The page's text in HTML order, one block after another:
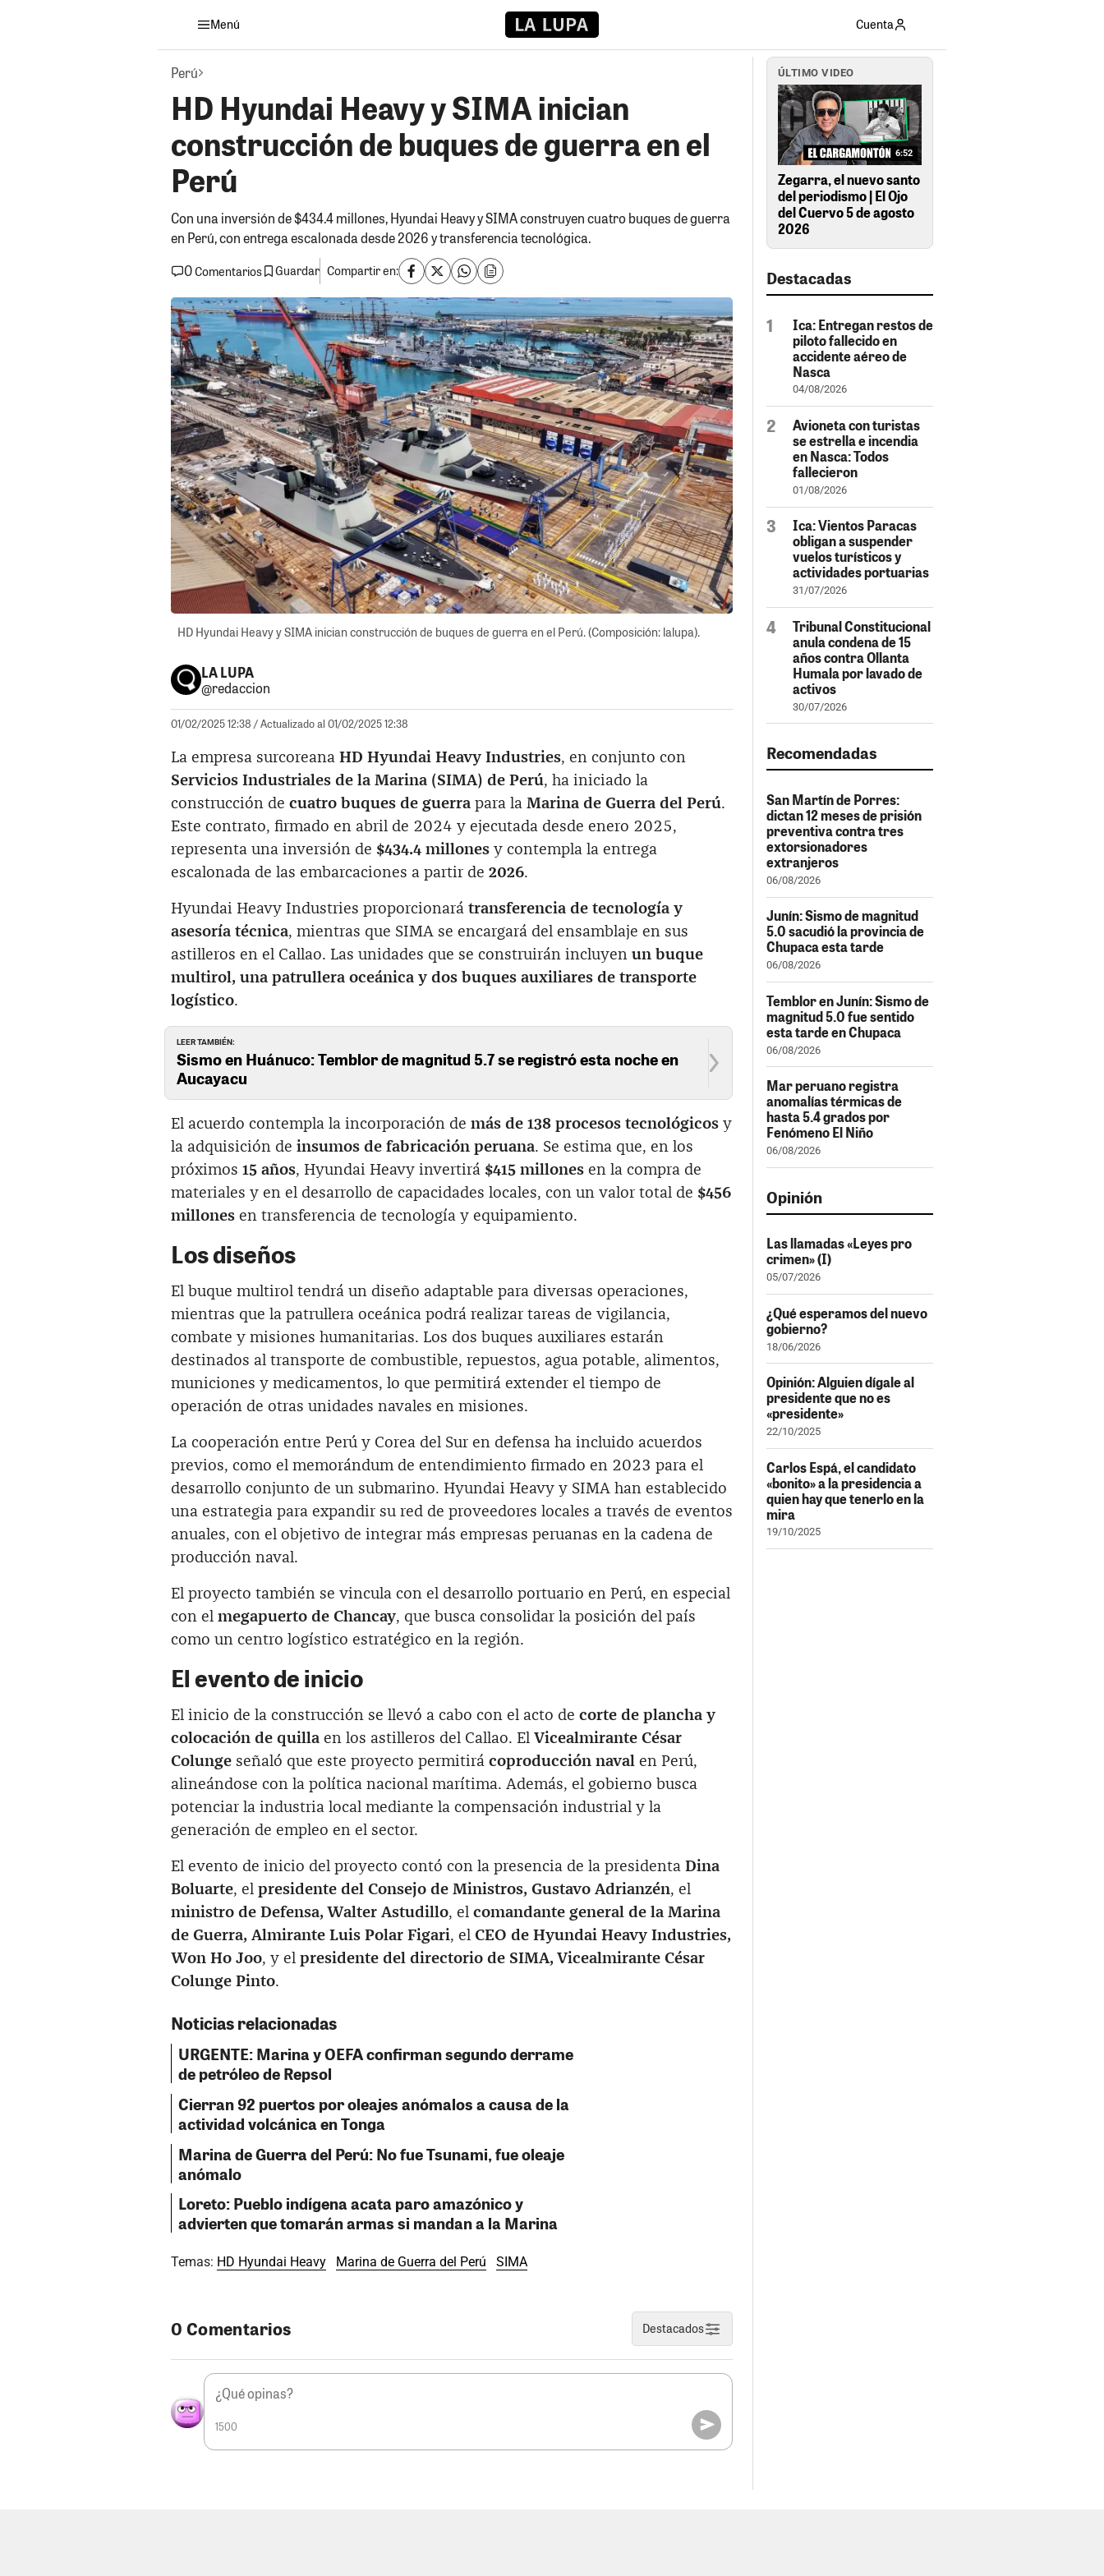
Menú Cuenta
Perú
HD Hyundai Heavy y SIMA inician
construcción de buques de guerra en el
Perú
Con una inversión de $434.4 millones, Hyundai Heavy y SIMA construyen cuatro buques de guerra
en Perú, con entrega escalonada desde 2026 y transferencia tecnológica.
0Comentarios Guardar Compartir en:
HD Hyundai Heavy y SIMA inician construcción de buques de guerra en el Perú. (Composición: lalupa).
LA LUPA
@redaccion
01/02/2025 12:38 / Actualizado al 01/02/2025 12:38
La empresa surcoreana HD Hyundai Heavy Industries, en conjunto con
Servicios Industriales de la Marina (SIMA) de Perú, ha iniciado la
construcción de cuatro buques de guerra para la Marina de Guerra del Perú.
Este contrato, firmado en abril de 2024 y ejecutada desde enero 2025,
representa una inversión de $434.4 millones y contempla la entrega
escalonada de las embarcaciones a partir de 2026.
Hyundai Heavy Industries proporcionará transferencia de tecnología y
asesoría técnica, mientras que SIMA se encargará del ensamblaje en sus
astilleros en el Callao. Las unidades que se construirán incluyen un buque
multirol, una patrullera oceánica y dos buques auxiliares de transporte
logístico.
LEER TAMBIÉN:
Sismo en Huánuco: Temblor de magnitud 5.7 se registró esta noche en
Aucayacu
El acuerdo contempla la incorporación de más de 138 procesos tecnológicos y
la adquisición de insumos de fabricación peruana. Se estima que, en los
próximos 15 años, Hyundai Heavy invertirá $415 millones en la compra de
materiales y en el desarrollo de capacidades locales, con un valor total de $456
millones en transferencia de tecnología y equipamiento.
Los diseños
El buque multirol tendrá un diseño adaptable para diversas operaciones,
mientras que la patrullera oceánica podrá realizar tareas de vigilancia,
combate y misiones humanitarias. Los dos buques auxiliares estarán
destinados al transporte de combustible, repuestos, agua potable, alimentos,
municiones y medicamentos, lo que permitirá extender el tiempo de
operación de otras unidades navales en misiones.
La cooperación entre Perú y Corea del Sur en defensa ha incluido acuerdos
previos, como el memorándum de entendimiento firmado en 2023 para el
desarrollo conjunto de un submarino. Hyundai Heavy y SIMA han establecido
una estrategia para expandir su red de proveedores locales a través de eventos
anuales, con el objetivo de integrar más empresas peruanas en la cadena de
producción naval.
El proyecto también se vincula con el desarrollo portuario en Perú, en especial
con el megapuerto de Chancay, que busca consolidar la posición del país
como un centro logístico estratégico en la región.
El evento de inicio
El inicio de la construcción se llevó a cabo con el acto de corte de plancha y
colocación de quilla en los astilleros del Callao. El Vicealmirante César
Colunge señaló que este proyecto permitirá coproducción naval en Perú,
alineándose con la política nacional marítima. Además, el gobierno busca
potenciar la industria local mediante la compensación industrial y la
generación de empleo en el sector.
El evento de inicio del proyecto contó con la presencia de la presidenta Dina
Boluarte, el presidente del Consejo de Ministros, Gustavo Adrianzén, el
ministro de Defensa, Walter Astudillo, el comandante general de la Marina
de Guerra, Almirante Luis Polar Figari, el CEO de Hyundai Heavy Industries,
Won Ho Joo, y el presidente del directorio de SIMA, Vicealmirante César
Colunge Pinto.
Noticias relacionadas
URGENTE: Marina y OEFA confirman segundo derrame
de petróleo de Repsol
Cierran 92 puertos por oleajes anómalos a causa de la
actividad volcánica en Tonga
Marina de Guerra del Perú: No fue Tsunami, fue oleaje
anómalo
Loreto: Pueblo indígena acata paro amazónico y
advierten que tomarán armas si mandan a la Marina
Temas: HD Hyundai Heavy Marina de Guerra del Perú SIMA
0 Comentarios Destacados
1500
ÚLTIMO VIDEO
6:52
Zegarra, el nuevo santo
del periodismo | El Ojo
del Cuervo 5 de agosto
2026
Destacadas
Ica: Entregan restos de
piloto fallecido en
accidente aéreo de
Nasca
04/08/2026
Avioneta con turistas
se estrella e incendia
en Nasca: Todos
fallecieron
01/08/2026
Ica: Vientos Paracas
obligan a suspender
vuelos turísticos y
actividades portuarias
31/07/2026
Tribunal Constitucional
anula condena de 15
años contra Ollanta
Humala por lavado de
activos
30/07/2026
Recomendadas
San Martín de Porres:
dictan 12 meses de prisión
preventiva contra tres
extorsionadores
extranjeros
06/08/2026
Junín: Sismo de magnitud
5.0 sacudió la provincia de
Chupaca esta tarde
06/08/2026
Temblor en Junín: Sismo de
magnitud 5.0 fue sentido
esta tarde en Chupaca
06/08/2026
Mar peruano registra
anomalías térmicas de
hasta 5.4 grados por
Fenómeno El Niño
06/08/2026
Opinión
Las llamadas «Leyes pro
crimen» (I)
05/07/2026
¿Qué esperamos del nuevo
gobierno?
18/06/2026
Opinión: Alguien dígale al
presidente que no es
«presidente»
22/10/2025
Carlos Espá, el candidato
«bonito» a la presidencia a
quien hay que tenerlo en la
mira
19/10/2025